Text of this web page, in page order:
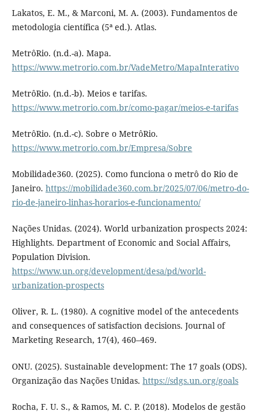
Lakatos, E. M., & Marconi, M. A. (2003). Fundamentos de
metodologia científica (5ª ed.). Atlas.
MetrôRio. (n.d.-a). Mapa.
https://www.metrorio.com.br/VadeMetro/MapaInterativo
MetrôRio. (n.d.-b). Meios e tarifas.
https://www.metrorio.com.br/como-pagar/meios-e-tarifas
MetrôRio. (n.d.-c). Sobre o MetrôRio.
https://www.metrorio.com.br/Empresa/Sobre
Mobilidade360. (2025). Como funciona o metrô do Rio de
Janeiro. https://mobilidade360.com.br/2025/07/06/metro-do-
rio-de-janeiro-linhas-horarios-e-funcionamento/
Nações Unidas. (2024). World urbanization prospects 2024:
Highlights. Department of Economic and Social Affairs,
Population Division.
https://www.un.org/development/desa/pd/world-
urbanization-prospects
Oliver, R. L. (1980). A cognitive model of the antecedents
and consequences of satisfaction decisions. Journal of
Marketing Research, 17(4), 460–469.
ONU. (2025). Sustainable development: The 17 goals (ODS).
Organização das Nações Unidas. https://sdgs.un.org/goals
Rocha, F. U. S., & Ramos, M. C. P. (2018). Modelos de gestão